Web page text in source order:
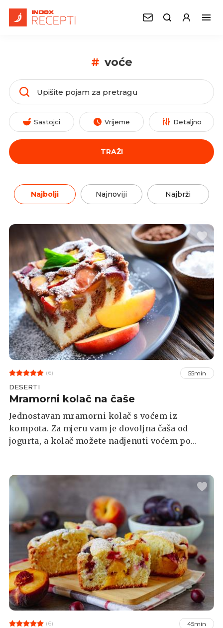
# voće
Sastojci Vrijeme Detaljno
TRAŽI
Najbolji Najnoviji Najbrži
(6) 55min
DESERTI
Mramorni kolač na čaše
Jednostavan mramorni kolač s voćem iz
kompota. Za mjeru vam je dovoljna čaša od
jogurta, a kolač možete nadjenuti voćem po
(6) 45min